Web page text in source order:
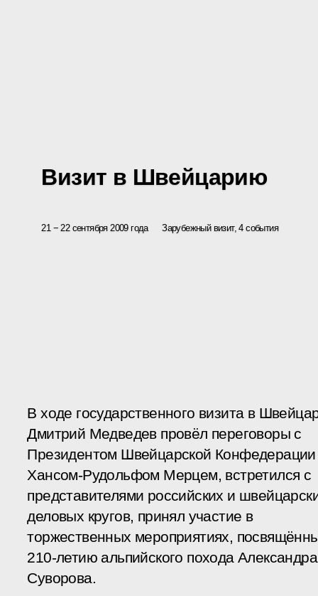
Визит в Швейцарию
21 − 22 сентября 2009 года Зарубежный визит, 4 события
В ходе государственного визита в
Дмитрий Медведев провёл переговоры с
Президентом Швейцарской Конфедерации
Хансом-Рудольфом Мерцем, встретился с
представителями российских и
деловых кругов, принял участие в
торжественных мероприятиях,
210-летию альпийского похода Александра
Суворова.